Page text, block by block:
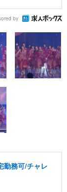
by
勤務可/チャレ